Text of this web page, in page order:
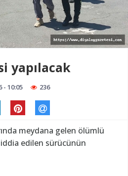
yapılacak
- 10:05 236
meydana gelen ölümlü
edilen sürücünün